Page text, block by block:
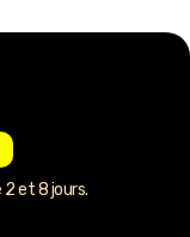
2 et 8 jours.